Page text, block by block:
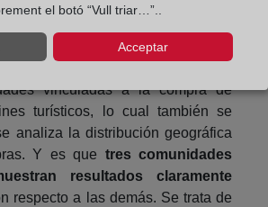
compras extranjeras, seguidos
alemanes, belgas, suecos,
vinculadas a la compra de
turísticos, lo cual también se
analiza la distribución geográfica
Y es que tres comunidades
resultados claramente
respecto a las demás. Se trata de
el botó “Vull triar…”..
Acceptar